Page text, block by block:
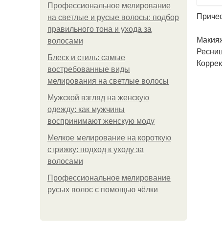
Профессиональное мелирование
на светлые и русые волосы: подбор
правильного тона и ухода за
волосами
Блеск и стиль: самые
востребованные виды
мелирования на светлые волосы
Мужской взгляд на женскую
одежду: как мужчины
воспринимают женскую моду
Мелкое мелирование на короткую
стрижку: подход к уходу за
волосами
Профессиональное мелирование
русых волос с помощью чёлки